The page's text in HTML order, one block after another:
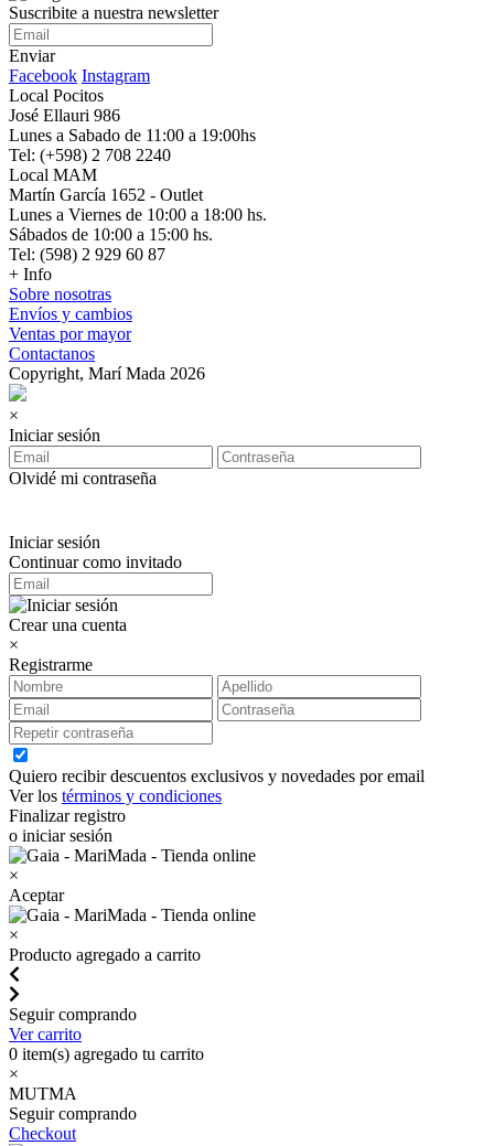
Suscribite a nuestra newsletter
Enviar
Facebook Instagram
Local Pocitos
José Ellauri 986
Lunes a Sabado de 11:00 a 19:00hs
Tel: (+598) 2 708 2240
Local MAM
Martín García 1652 - Outlet
Lunes a Viernes de 10:00 a 18:00 hs.
Sábados de 10:00 a 15:00 hs.
Tel: (598) 2 929 60 87
+ Info
Sobre nosotras
Envíos y cambios
Ventas por mayor
Contactanos
Copyright, Marí Mada 2026
×
Iniciar sesión
Olvidé mi contraseña
Iniciar sesión
Continuar como invitado
Crear una cuenta
×
Registrarme
Quiero recibir descuentos exclusivos y novedades por email
Ver los términos y condiciones
Finalizar registro
o iniciar sesión
×
Aceptar
×
Producto agregado a carrito
Seguir comprando
Ver carrito
0 item(s) agregado tu carrito
×
MUTMA
Seguir comprando
Checkout